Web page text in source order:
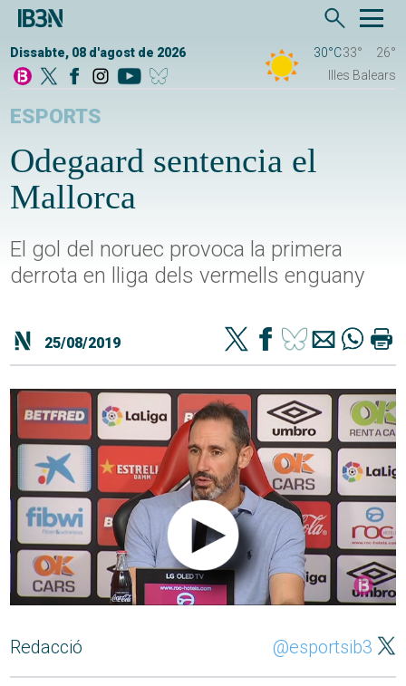
Dissabte, 08 d'agost de 2026 30°C33°
26°
Illes Balears
ESPORTS
Odegaard sentencia el
Mallorca
El gol del noruec provoca la primera
derrota en lliga dels vermells enguany
25/08/2019
Redacció @esportsib3